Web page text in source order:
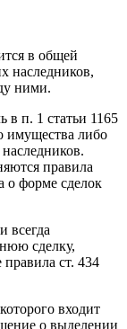
в общей
наследников,
ними.
в п. 1 статьи 1165
имущества либо
правила
о форме сделок
всегда
сделку,
ст. 434
входит
о выделении